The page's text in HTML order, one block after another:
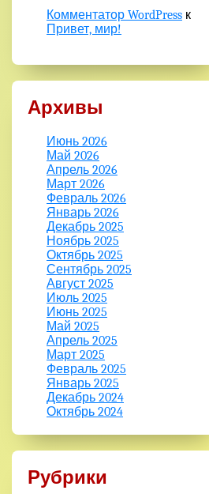
Комментатор WordPress к
Привет, мир!
Архивы
Июнь 2026
Май 2026
Апрель 2026
Март 2026
Февраль 2026
Январь 2026
Декабрь 2025
Ноябрь 2025
Октябрь 2025
Сентябрь 2025
Август 2025
Июль 2025
Июнь 2025
Май 2025
Апрель 2025
Март 2025
Февраль 2025
Январь 2025
Декабрь 2024
Октябрь 2024
Рубрики